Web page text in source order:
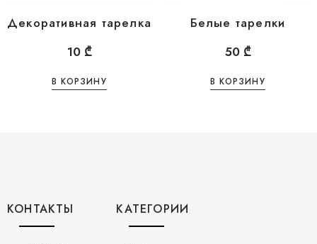
Декоративная тарелка
10 ₾
В КОРЗИНУ
Белые тарелки
50 ₾
В КОРЗИНУ
КОНТАКТЫ КАТЕГОРИИ